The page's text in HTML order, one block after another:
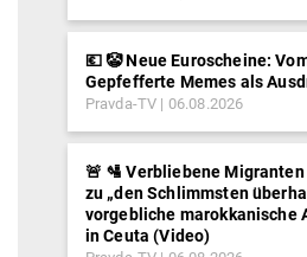
💶 🤡 Neue Euroscheine:
Gepfefferte Memes als
Pravda-TV 06.08.2026
🚨 🛂 Verbliebene
zu „den Schlimmsten
vorgebliche marokkanische
in Ceuta (Video)